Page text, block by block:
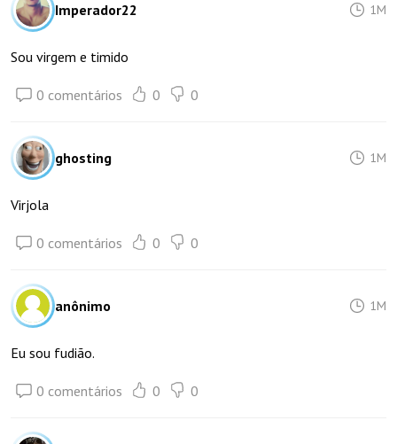
Imperador22 1M
Sou virgem e timido
0 comentários 0 0
ghosting 1M
Virjola
0 comentários 0 0
anônimo 1M
Eu sou fudião.
0 comentários 0 0